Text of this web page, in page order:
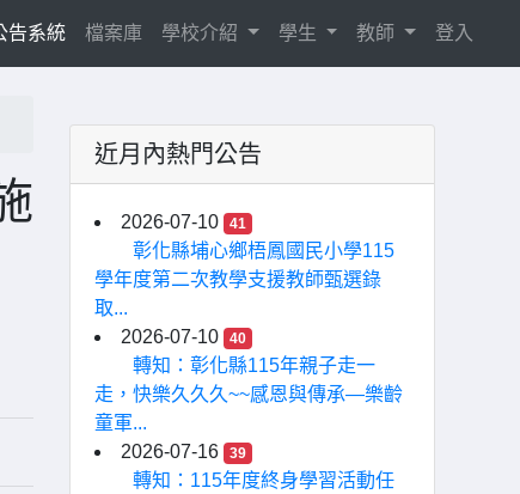
告系統 檔案庫 學校介紹 學生 教師 登入
近月內熱門公告
2026-07-10 41
彰化縣埔心鄉梧鳳國民小學115
學年度第二次教學支援教師甄選錄
取...
2026-07-10
40
轉知：彰化縣115年親子走一
走，快樂久久久~~感恩與傳承—樂齡
童軍...
2026-07-16
39
轉知：115年度終身學習活動任